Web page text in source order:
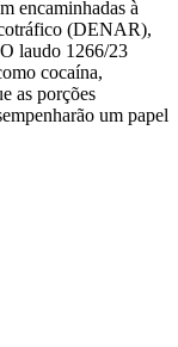
encaminhadas à
(DENAR),
laudo 1266/23
cocaína,
as porções
um papel